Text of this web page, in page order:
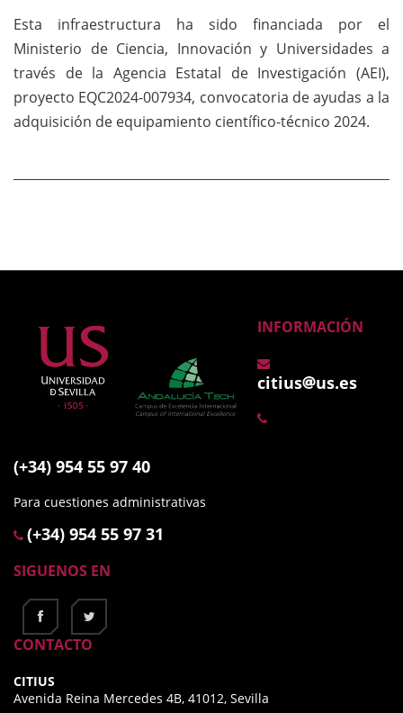
Esta infraestructura ha sido financiada por el
Ministerio de Ciencia, Innovación y Universidades a
través de la Agencia Estatal de Investigación (AEI),
proyecto EQC2024-007934, convocatoria de ayudas a la
adquisición de equipamiento científico-técnico 2024.
INFORMACIÓN
citius us.es
(+34) 954 55 97 40
Para cuestiones administrativas
(+34) 954 55 97 31
SIGUENOS EN
CONTACTO
CITIUS
Avenida Reina Mercedes 4B, 41012, Sevilla